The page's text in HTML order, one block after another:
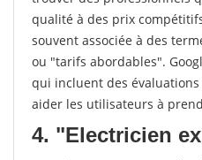
qualité à des prix
souvent associée à des
ou "tarifs abordables".
qui incluent des
aider les utilisateurs à
4. "Electricien